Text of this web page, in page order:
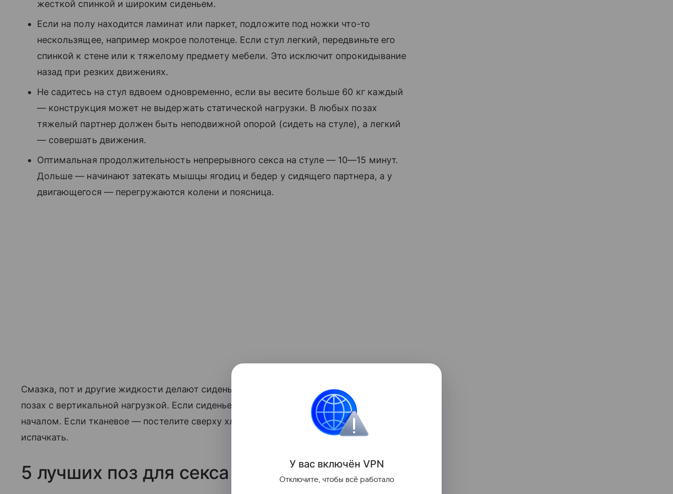
жесткой спинкой и широким сиденьем.
Если на полу находится ламинат или паркет, подложите под ножки что-то
нескользящее, например мокрое полотенце. Если стул легкий, передвиньте его
спинкой к стене или к тяжелому предмету мебели. Это исключит опрокидывание
назад при резких движениях.
Не садитесь на стул вдвоем одновременно, если вы весите больше 60 кг каждый
— конструкция может не выдержать статической нагрузки. В любых позах
тяжелый партнер должен быть неподвижной опорой (сидеть на стуле), а легкий
— совершать движения.
Оптимальная продолжительность непрерывного секса на стуле — 10—15 минут.
Дольше — начинают затекать мышцы ягодиц и бедер у сидящего партнера, а у
двигающегося — перегружаются колени и поясница.
Смазка, пот и другие жидкости делают сиденье скользким, что особенно опасно в
позах с вертикальной нагрузкой. Если сиденье кожаное, протрите его насухо перед
началом. Если тканевое — постелите сверху хлопковую простыню, которую не жалко
испачкать.
5 лучших поз для секса на стулеУ вас включён VPN
Отключите, чтобы всё работало